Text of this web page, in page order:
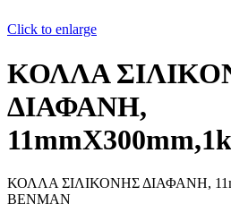
Click to enlarge
ΚΟΛΛΑ
ΔΙΑΦΑΝΗ,
ΚΟΛΛΑ ΣΙΛΙΚΟΝΗΣ ΔΙΑΦΑΝΗ,
BENMAN